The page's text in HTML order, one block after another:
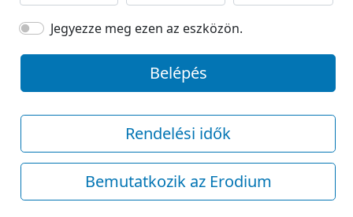
Jegyezze meg ezen az eszközön.
Belépés
Rendelési idők
Bemutatkozik az Erodium